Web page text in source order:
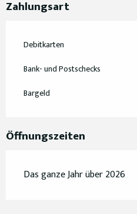
Zahlungsart
Debitkarten
Bank- und Postschecks
Bargeld
Öffnungszeiten
Das ganze Jahr über 2026